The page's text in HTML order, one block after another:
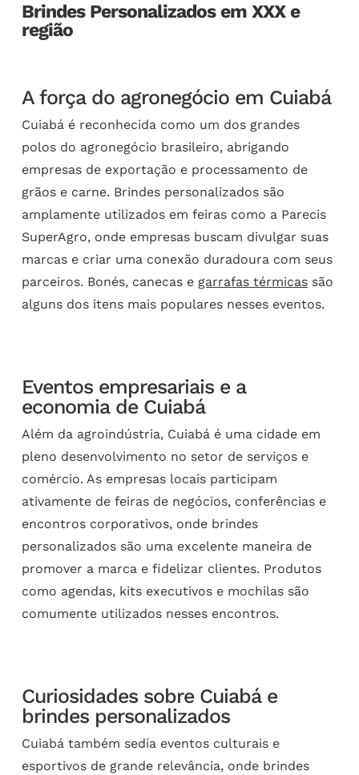
Brindes Personalizados em XXX e
região
A força do agronegócio em Cuiabá
Cuiabá é reconhecida como um dos grandes
polos do agronegócio brasileiro, abrigando
empresas de exportação e processamento de
grãos e carne. Brindes personalizados são
amplamente utilizados em feiras como a Parecis
SuperAgro, onde empresas buscam divulgar suas
marcas e criar uma conexão duradoura com seus
parceiros. Bonés, canecas e garrafas térmicas são
alguns dos itens mais populares nesses eventos.
Eventos empresariais e a
economia de Cuiabá
Além da agroindústria, Cuiabá é uma cidade em
pleno desenvolvimento no setor de serviços e
comércio. As empresas locais participam
ativamente de feiras de negócios, conferências e
encontros corporativos, onde brindes
personalizados são uma excelente maneira de
promover a marca e fidelizar clientes. Produtos
como agendas, kits executivos e mochilas são
comumente utilizados nesses encontros.
Curiosidades sobre Cuiabá e
brindes personalizados
Cuiabá também sedia eventos culturais e
esportivos de grande relevância, onde brindes